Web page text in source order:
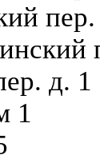
д. 1
1